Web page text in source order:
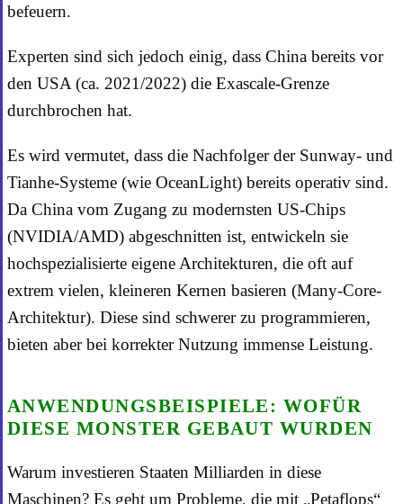
befeuern.
Experten sind sich jedoch einig, dass China bereits vor
den USA (ca. 2021/2022) die Exascale-Grenze
durchbrochen hat.
Es wird vermutet, dass die Nachfolger der Sunway- und
Tianhe-Systeme (wie OceanLight) bereits operativ sind.
Da China vom Zugang zu modernsten US-Chips
(NVIDIA/AMD) abgeschnitten ist, entwickeln sie
hochspezialisierte eigene Architekturen, die oft auf
extrem vielen, kleineren Kernen basieren (Many-Core-
Architektur). Diese sind schwerer zu programmieren,
bieten aber bei korrekter Nutzung immense Leistung.
ANWENDUNGSBEISPIELE: WOFÜR
DIESE MONSTER GEBAUT WURDEN
Warum investieren Staaten Milliarden in diese
Maschinen? Es geht um Probleme, die mit „Petaflops“